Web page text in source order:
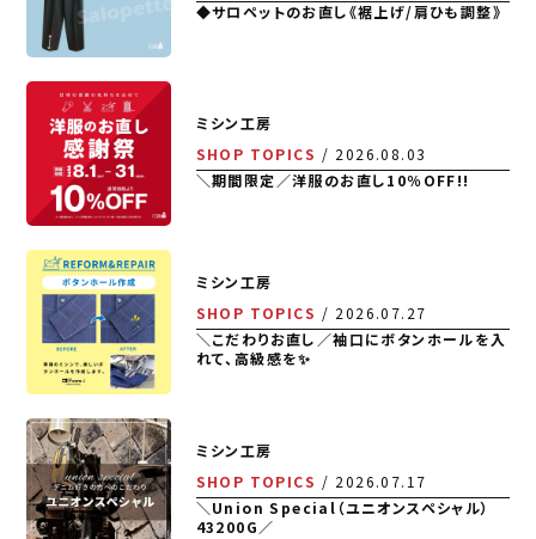
◆サロペットのお直し《裾上げ/肩ひも調整》
ミシン工房
SHOP TOPICS
2026.08.03
＼期間限定／洋服のお直し10％OFF!!
ミシン工房
SHOP TOPICS
2026.07.27
＼こだわりお直し／袖口にボタンホールを入
れて、高級感を✨
ミシン工房
SHOP TOPICS
2026.07.17
＼Union Special（ユニオンスペシャル）
43200G／